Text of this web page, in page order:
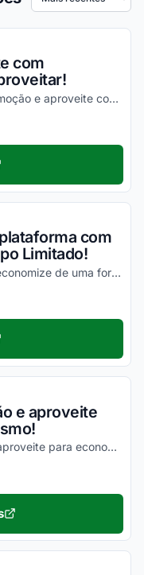
Ordenar por
com
Confira todos os detalhes dessa promoção e aproveite com vantagens simplesmente incríveis!
com
Limitado!
Desfrute dos melhores descontos e economize de uma forma simples nas suas compras!
e aproveite
Desfrute das melhores vantagens e aproveite para economizar na entrega de todos os seus produtos!